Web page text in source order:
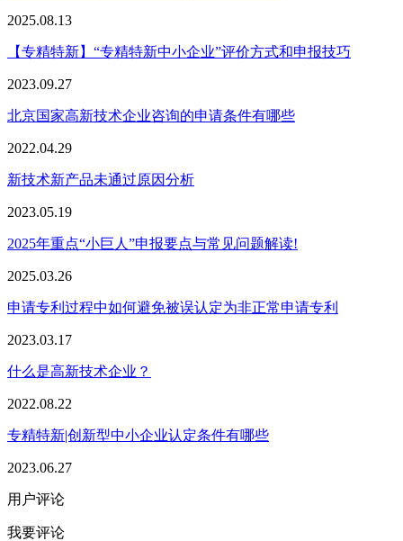
2025.08.13
【专精特新】“专精特新中小企业”评价方式和申报技巧
2023.09.27
北京国家高新技术企业咨询的申请条件有哪些
2022.04.29
新技术新产品未通过原因分析
2023.05.19
2025年重点“小巨人”申报要点与常见问题解读!
2025.03.26
申请专利过程中如何避免被误认定为非正常申请专利
2023.03.17
什么是高新技术企业？
2022.08.22
专精特新|创新型中小企业认定条件有哪些
2023.06.27
用户评论
我要评论